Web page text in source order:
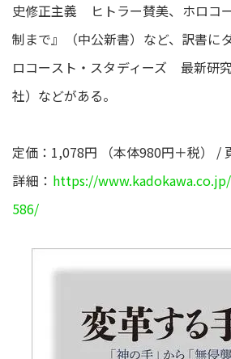
史修正主義 ヒトラー賛美、ホロコ
制まで』（中公新書）など、訳書に
ロコースト・スタディーズ 最新研
社）などがある。
定価：1,078円 （本体980円＋税） /
詳細： https://
586/